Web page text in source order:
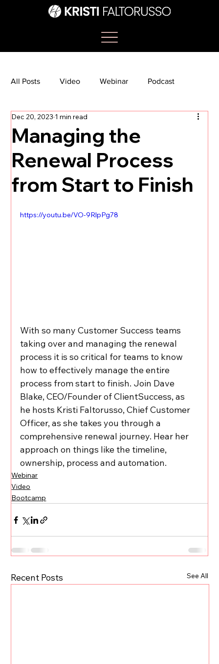
All Posts Video Webinar Podcast
Bootcamp Article
TikTok The Journey Newsletter
Managing the
Renewal Process
from Start to Finish
Dec 20, 2023 1 min read
https://youtu.be/VO-9RlpPg78
With so many Customer Success teams
taking over and managing the renewal
process it is so critical for teams to know
how to effectively manage the entire
process from start to finish. Join Dave
Blake, CEO/Founder of ClientSuccess, as
he hosts Kristi Faltorusso, Chief Customer
Officer, as she takes you through a
comprehensive renewal journey. Hear her
approach on things like the timeline,
ownership, process and automation.
Webinar
Video
Bootcamp
Recent Posts See All